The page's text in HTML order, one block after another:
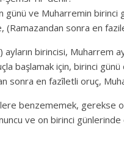
günü ve Muharremin birinci
(Ramazandan sonra en
ayların birincisi, Muharrem
başlamak için, birinci
sonra en fazîletli oruç,
benzememek, gerekse
ve on birinci